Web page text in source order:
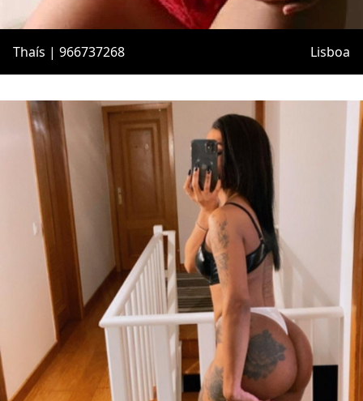
Thaís | 966737268 Lisboa